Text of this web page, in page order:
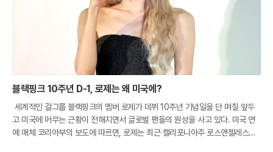
블랙핑크 10주년 D-1, 로제는 왜 미국에?
세계적인 걸그룹 블랙핑크의 멤버 로제가 데뷔 10주년 기념일을 단 며칠 앞두
고 미국에 머무는 근황이 전해지면서 글로벌 팬들의 원성을 사고 있다. 미국 연
예 매체 코리아부의 보도에 따르면, 로제는 최근 캘리포니아주 로스앤젤레스의